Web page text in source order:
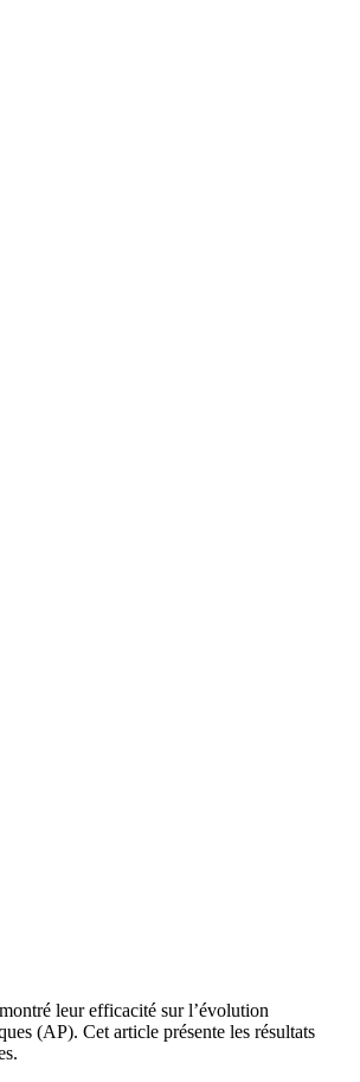
leur efficacité sur l’évolution
(AP). Cet article présente les résultats